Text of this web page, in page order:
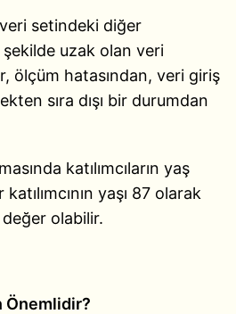
setindeki diğer
uzak olan veri
ölçüm hatasından, veri giriş
sıra dışı bir durumdan
katılımcıların yaş
yaşı 87 olarak
değer olabilir.
Önemlidir?